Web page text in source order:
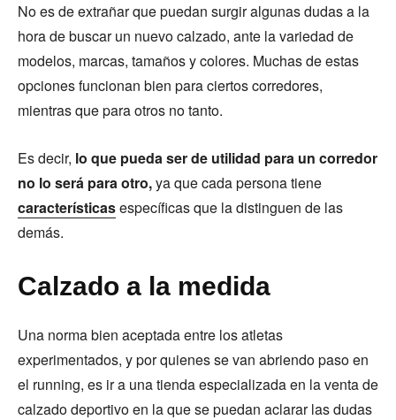
No es de extrañar que puedan surgir algunas dudas a la
hora de buscar un nuevo calzado, ante la variedad de
modelos, marcas, tamaños y colores. Muchas de estas
opciones funcionan bien para ciertos corredores,
mientras que para otros no tanto.
Es decir, lo que pueda ser de utilidad para un corredor
no lo será para otro,ya que cada persona tiene
característicasespecíficas que la distinguen de las
demás.
Calzado a la medida
Una norma bien aceptada entre los atletas
experimentados, y por quienes se van abriendo paso en
el running, es ir a una tienda especializada en la venta de
calzado deportivo en la que se puedan aclarar las dudas